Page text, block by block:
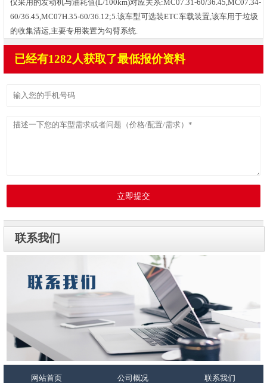
仅采用的发动机与油耗值(L/100km)对应关系:MC07.31-60/36.45,MC07.34-
60/36.45,MC07H.35-60/36.12;5.该车型可选装ETC车载装置,该车用于垃圾
的收集清运,主要专用装置为勾臂系统.
已经有1282人获取了最低报价资料
立即提交
联系我们
网站首页 公司概况 联系我们